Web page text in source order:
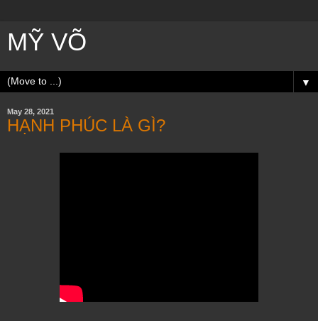
MỸ VÕ
▼
May 28, 2021
HẠNH PHÚC LÀ GÌ?